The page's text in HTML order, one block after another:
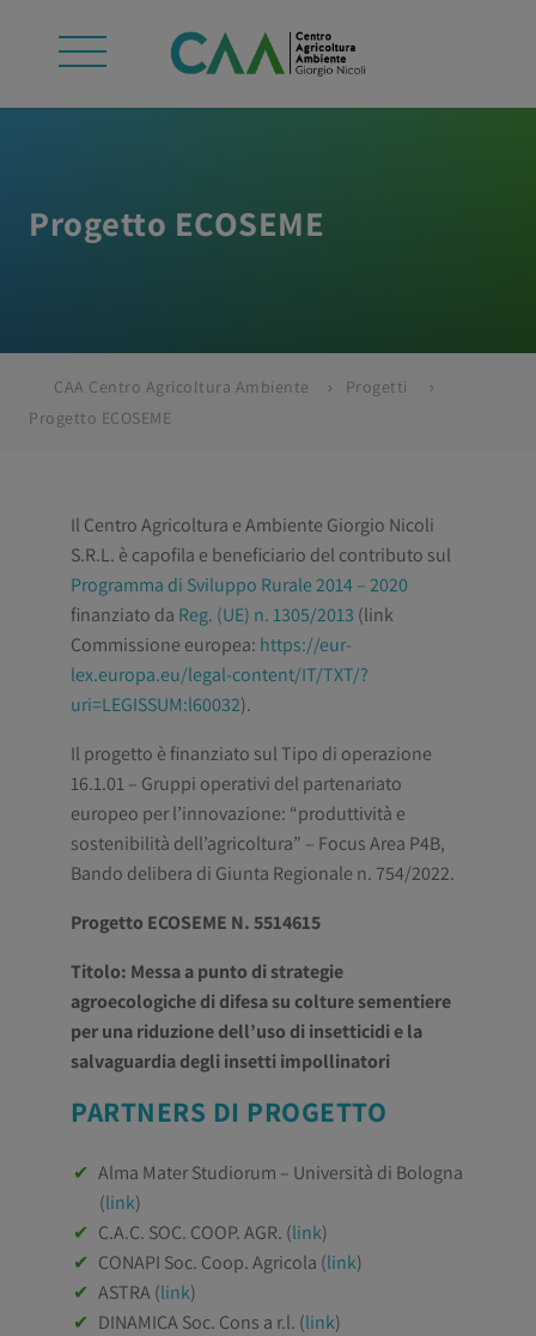
Progetto ECOSEME
CAA Centro Agricoltura Ambiente
Progetti
Progetto ECOSEME
Il Centro Agricoltura e Ambiente Giorgio Nicoli
S.R.L. è capofila e beneficiario del contributo sul
Programma di Sviluppo Rurale 2014 – 2020
finanziato da Reg. (UE) n. 1305/2013 (link
Commissione europea: https://eur-
lex.europa.eu/legal-content/IT/TXT/?
uri=LEGISSUM:l60032).
Il progetto è finanziato sul Tipo di operazione
16.1.01 – Gruppi operativi del partenariato
europeo per l’innovazione: “produttività e
sostenibilità dell’agricoltura” – Focus Area P4B,
Bando delibera di Giunta Regionale n. 754/2022.
Progetto ECOSEME N. 5514615
Titolo: Messa a punto di strategie
agroecologiche di difesa su colture sementiere
per una riduzione dell’uso di insetticidi e la
salvaguardia degli insetti impollinatori
PARTNERS DI PROGETTO
Alma Mater Studiorum – Università di Bologna
(link)
C.A.C. SOC. COOP. AGR. (link)
CONAPI Soc. Coop. Agricola (link)
ASTRA (link)
DINAMICA Soc. Cons a r.l. (link)